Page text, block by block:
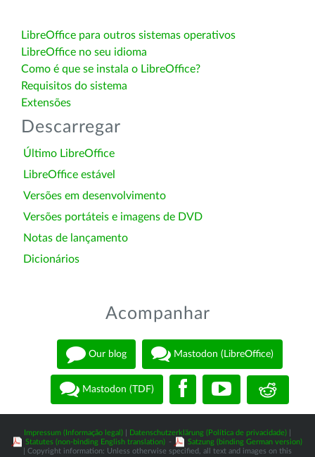
LibreOffice para outros sistemas operativos
LibreOffice no seu idioma
Como é que se instala o LibreOffice?
Requisitos do sistema
Extensões
Descarregar
Último LibreOffice
LibreOffice estável
Versões em desenvolvimento
Versões portáteis e imagens de DVD
Notas de lançamento
Dicionários
Acompanhar
Our blog Mastodon (LibreOffice)
Mastodon (TDF)
Impressum (Informação legal) Datenschutzerklärung (Política de privacidade)
Statutes (non-binding English translation) -
Satzung (binding German version)
| Copyright information: Unless otherwise specified, all text and images on this